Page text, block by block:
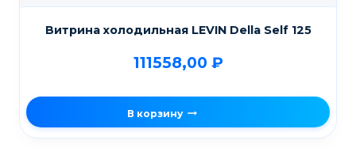
Витрина холодильная LEVIN Della Self 125
111558,00 ₽
В корзину